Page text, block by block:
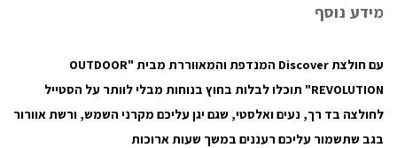
מידע נוסף
עם חולצת Discover המנדפת והמאווררת מבית "OUTDOOR
REVOLUTION" תוכלו לבלות בחוץ בנוחות מבלי לוותר על הסטייל
לחולצה בד רך, נעים ואלסטי, שגם יגן עליכם מקרני השמש, ורשת אוורור
בגב שתשמור עליכם רעננים במשך שעות ארוכות